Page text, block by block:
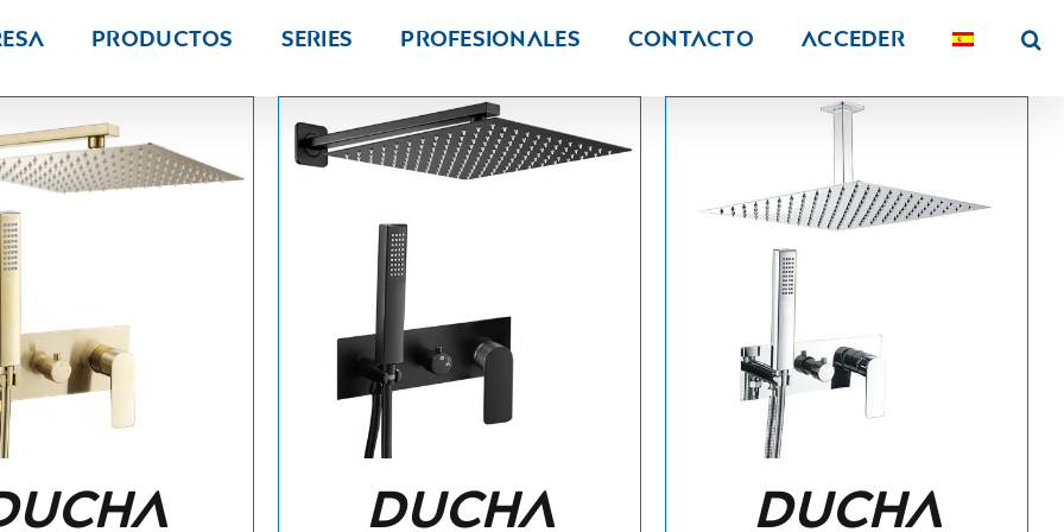
Productos Series PROFESIONALES Contacto Acceder
Ducha Ducha